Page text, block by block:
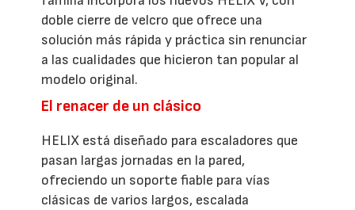
doble cierre de velcro que ofrece una
solución más rápida y práctica sin renunciar
a las cualidades que hicieron tan popular al
modelo original.
El renacer de un clásico
HELIX está diseñado para escaladores que
pasan largas jornadas en la pared,
ofreciendo un soporte fiable para vías
clásicas de varios largos, escalada